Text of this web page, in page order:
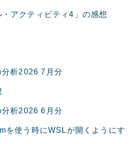
アクティビティ4」の感想
析2026 7月分
析2026 6月分
を使う時にWSLが開くようにす